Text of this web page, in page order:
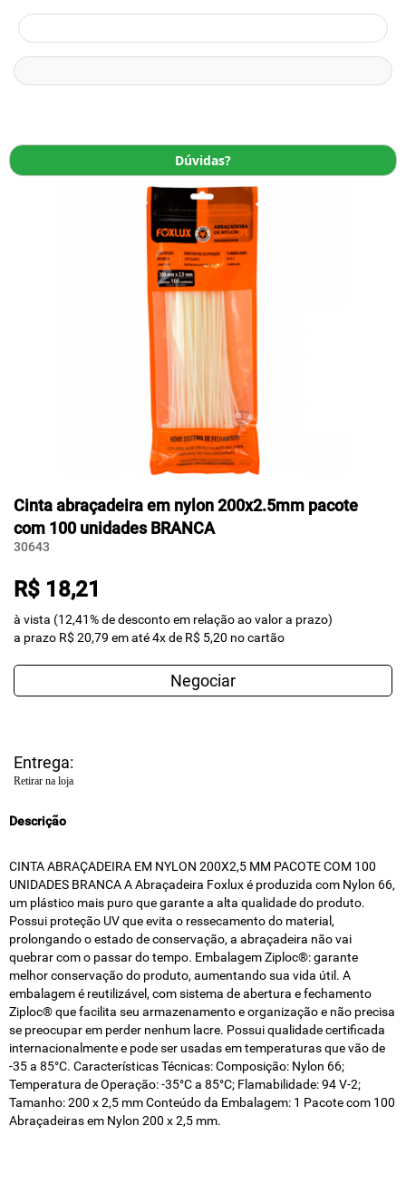
Dúvidas?
Cinta abraçadeira em nylon 200x2.5mm pacote
com 100 unidades BRANCA
30643
R$ 18,21
à vista (12,41% de desconto em relação ao valor a prazo)
a prazo R$ 20,79 em até 4x de R$ 5,20 no cartão
Negociar
Entrega:
Retirar na loja
Descrição
CINTA ABRAÇADEIRA EM NYLON 200X2,5 MM PACOTE COM 100
UNIDADES BRANCA A Abraçadeira Foxlux é produzida com Nylon 66,
um plástico mais puro que garante a alta qualidade do produto.
Possui proteção UV que evita o ressecamento do material,
prolongando o estado de conservação, a abraçadeira não vai
quebrar com o passar do tempo. Embalagem Ziploc®: garante
melhor conservação do produto, aumentando sua vida útil. A
embalagem é reutilizável, com sistema de abertura e fechamento
Ziploc® que facilita seu armazenamento e organização e não precisa
se preocupar em perder nenhum lacre. Possui qualidade certificada
internacionalmente e pode ser usadas em temperaturas que vão de
-35 a 85°C. Características Técnicas: Composição: Nylon 66;
Temperatura de Operação: -35°C a 85°C; Flamabilidade: 94 V-2;
Tamanho: 200 x 2,5 mm Conteúdo da Embalagem: 1 Pacote com 100
Abraçadeiras em Nylon 200 x 2,5 mm.